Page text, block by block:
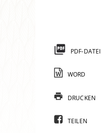
PDF-DATEI
WORD
DRUCKEN
TEILEN